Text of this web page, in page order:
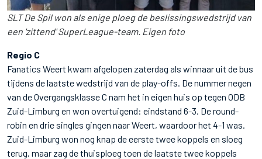
SLT De Spil won als enige ploeg de beslissingswedstrijd van
een 'zittend' SuperLeague-team. Eigen foto
Regio C
Fanatics Weert kwam afgelopen zaterdag als winnaar uit de bus
tijdens de laatste wedstrijd van de play-offs. De nummer negen
van de Overgangsklasse C nam het in eigen huis op tegen ODB
Zuid-Limburg en won overtuigend: eindstand 6-3. De round-
robin en drie singles gingen naar Weert, waardoor het 4-1 was.
Zuid-Limburg won nog knap de eerste twee koppels en sloeg
terug, maar zag de thuisploeg toen de laatste twee koppels